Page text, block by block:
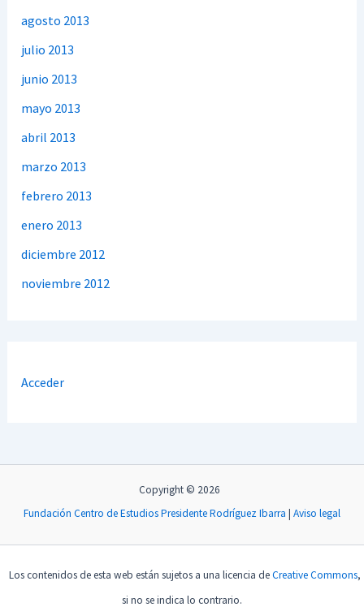
agosto 2013
julio 2013
junio 2013
mayo 2013
abril 2013
marzo 2013
febrero 2013
enero 2013
diciembre 2012
noviembre 2012
Acceder
Copyright © 2026
Fundación Centro de Estudios Presidente Rodríguez Ibarra | Aviso legal
Los contenidos de esta web están sujetos a una licencia deCreative Commons,
si no se indica lo contrario.